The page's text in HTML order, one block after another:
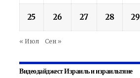
25 26 27 28 29
« Июл Сен »
Видеодайджест Израиль и израильтяне